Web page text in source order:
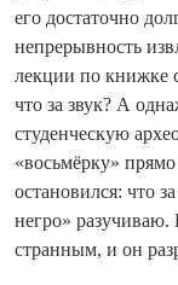
его достаточно
непрерывность
лекции по книжке
что за звук? А
студенческую
«восьмёрку»
остановился: что
негро»
странным, и он